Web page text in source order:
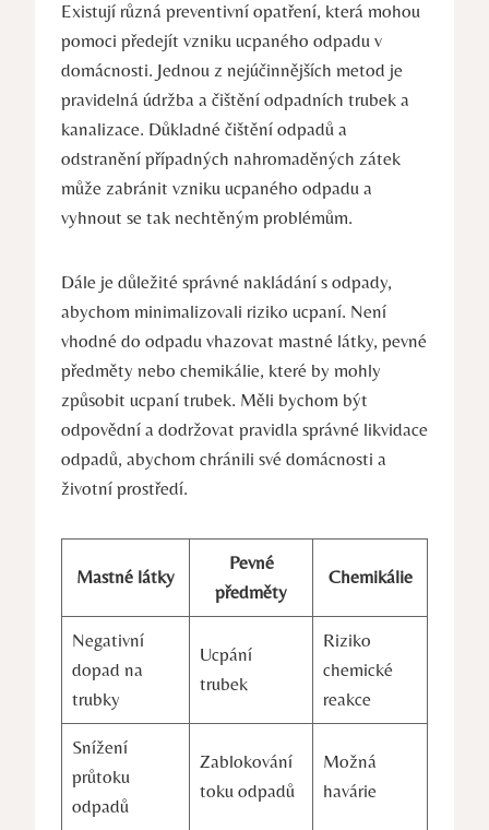
Existují různá preventivní opatření, která mohou
pomoci předejít vzniku ucpaného odpadu v
domácnosti. Jednou z nejúčinnějších metod je
pravidelná údržba a čištění odpadních trubek a
kanalizace. Důkladné čištění odpadů a
odstranění případných nahromaděných zátek
může zabránit vzniku ucpaného odpadu a
vyhnout se tak nechtěným problémům.
Dále je důležité správné nakládání s odpady,
abychom minimalizovali riziko ucpaní. Není
vhodné do odpadu vhazovat mastné látky, pevné
předměty nebo chemikálie, které by mohly
způsobit ucpaní trubek. Měli bychom být
odpovědní a dodržovat pravidla správné likvidace
odpadů, abychom chránili své domácnosti a
životní prostředí.
Mastné látky
Pevné
předměty
Chemikálie
Negativní
dopad na
trubky
Ucpání
trubek
Riziko
chemické
reakce
Snížení
průtoku
odpadů
Zablokování
toku odpadů
Možná
havárie